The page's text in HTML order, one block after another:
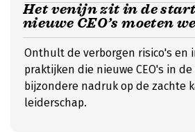
Het venijn zit in de
nieuwe CEO’s moeten
Onthult de verborgen risico's en
praktijken die nieuwe CEO's in
bijzondere nadruk op de zachte
leiderschap.